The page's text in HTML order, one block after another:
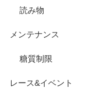
読み物
メンテナンス
糖質制限
レース&イベント